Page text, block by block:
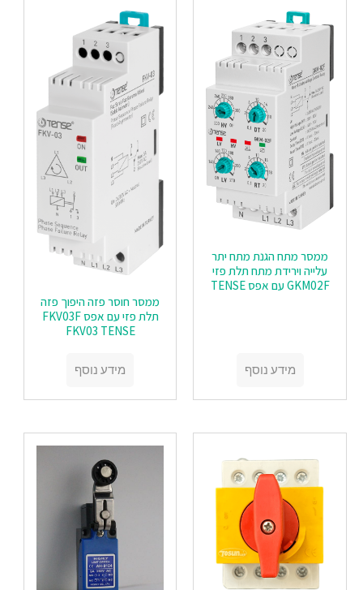
ממסר מתח הגנת מתח יתר
עלייה וירידת מתח תלת פזי
GKM02F עם אפס TENSE
מידע נוסף
ממסר חוסר פזה היפוך פזה
תלת פזי עם אפס FKV03F
FKV03 TENSE
מידע נוסף